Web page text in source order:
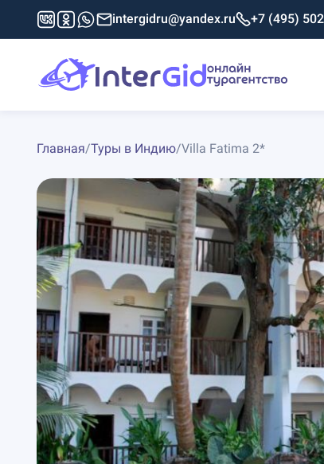
intergidru@yandex.ru +7 (495)
Главная/Туры в Индию/Villa Fatima 2*